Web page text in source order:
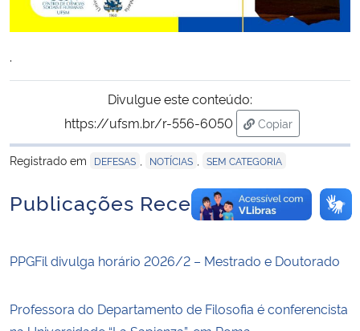
Planalto
.
Divulgue este conteúdo:
https://ufsm.br/r-556-6050
Copiar
para área de
Registrado em
DEFESAS NOTÍCIAS SEM CATEGORIA
Publicações Recentes
PPGFil divulga horário 2026/2 – Mestrado e Doutorado
Professora do Departamento de Filosofia é conferencista